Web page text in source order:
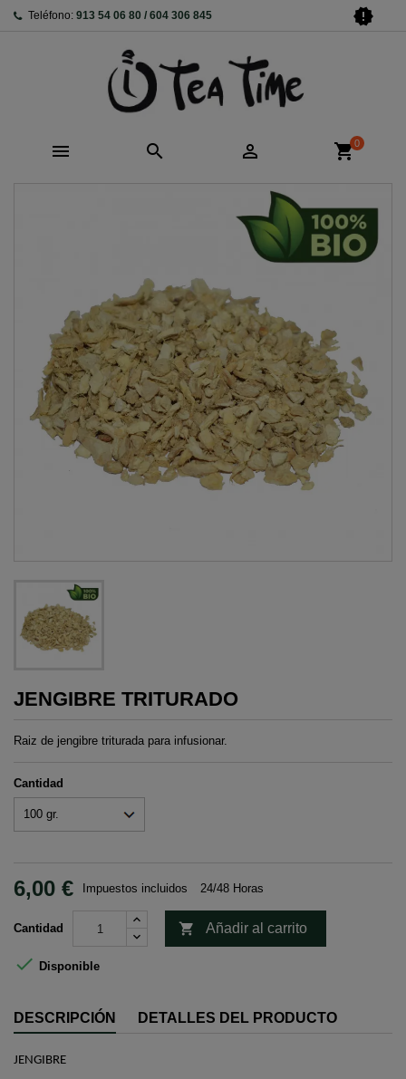
Teléfono: 913 54 06 80 / 604 306 845 new_releases
   shopping_cart0
JENGIBRE TRITURADO
Raiz de jengibre triturada para infusionar.
Cantidad
6,00 € Impuestos incluidos 24/48 Horas
Cantidad  Añadir al carrito
 Disponible
DESCRIPCIÓN DETALLES DEL PRODUCTO
JENGIBRE